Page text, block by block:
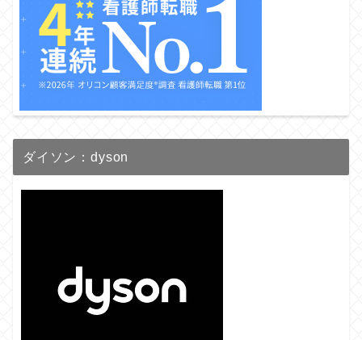
ダイソン：dyson